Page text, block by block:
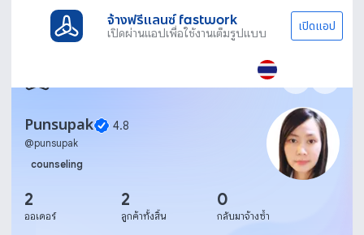
จ้างฟรีแลนซ์ fastwork
เปิดผ่านแอปเพื่อใช้งานเต็มรูปแบบ เปิดแอป
Punsupak 4.8
@punsupak
counseling
2
ออเดอร์
2
ลูกค้าทั้งสิ้น
0
กลับมาจ้างซ้ำ